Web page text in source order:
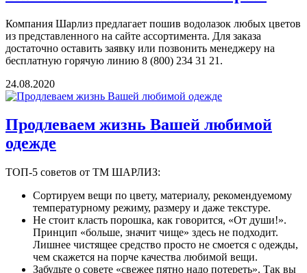
Компания Шарлиз предлагает пошив водолазок любых цветов
из представленного на сайте ассортимента. Для заказа
достаточно оставить заявку или позвонить менеджеру на
бесплатную горячую линию 8 (800) 234 31 21.
24.08.2020
Продлеваем жизнь Вашей любимой
одежде
ТОП-5 советов от ТМ ШАРЛИЗ:
Сортируем вещи по цвету, материалу, рекомендуемому
температурному режиму, размеру и даже текстуре.
Не стоит класть порошка, как говорится, «От души!».
Принцип «больше, значит чище» здесь не подходит.
Лишнее чистящее средство просто не смоется с одежды,
чем скажется на порче качества любимой вещи.
Забудьте о совете «свежее пятно надо потереть». Так вы